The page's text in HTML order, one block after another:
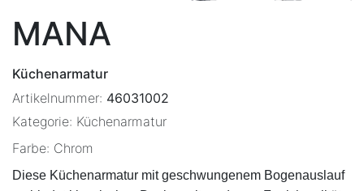
MANA
Küchenarmatur
Artikelnummer: 46031002
Kategorie: Küchenarmatur
Farbe: Chrom
Diese Küchenarmatur mit geschwungenem Bogenauslauf